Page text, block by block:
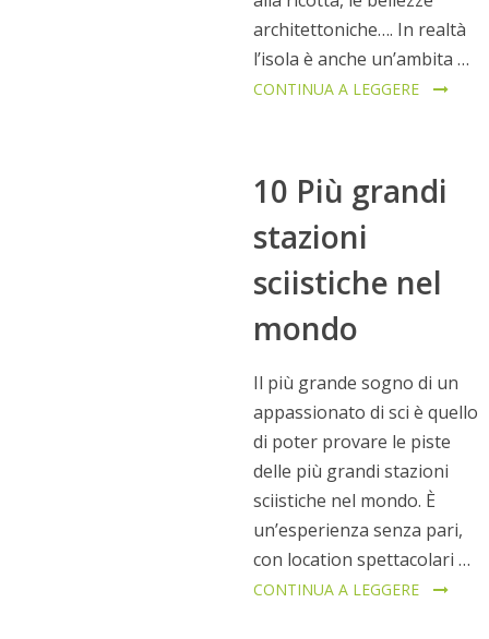
architettoniche…. In realtà
l’isola è anche un’ambita …
CONTINUA A LEGGERE
10 Più grandi
stazioni
sciistiche nel
mondo
Il più grande sogno di un
appassionato di sci è quello
di poter provare le piste
delle più grandi stazioni
sciistiche nel mondo. È
un’esperienza senza pari,
con location spettacolari …
CONTINUA A LEGGERE